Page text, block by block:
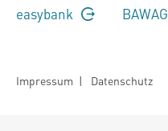
easybank BAWAG
Impressum | Datenschutz